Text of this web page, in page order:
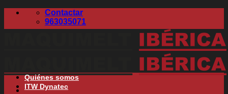
Skip
content
Contactar
963035071
Quiénes somos
ITW Dynatec